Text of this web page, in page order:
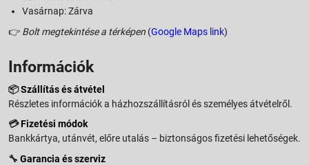
Vasárnap: Zárva
👉 Bolt megtekintése a térképen (Google Maps link)
Információk
📦Szállítás és átvétel
Részletes információk a házhozszállításról és személyes átvételről.
💳Fizetési módok
Bankkártya, utánvét, előre utalás – biztonságos fizetési lehetőségek.
🔧 Garancia és szerviz